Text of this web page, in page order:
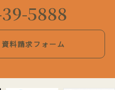
5888
料請求フォーム